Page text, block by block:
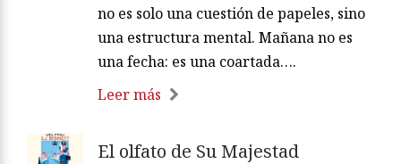
no es solo una cuestión de papeles, sino
una estructura mental. Mañana no es
una fecha: es una coartada….
Leer más
El olfato de Su Majestad